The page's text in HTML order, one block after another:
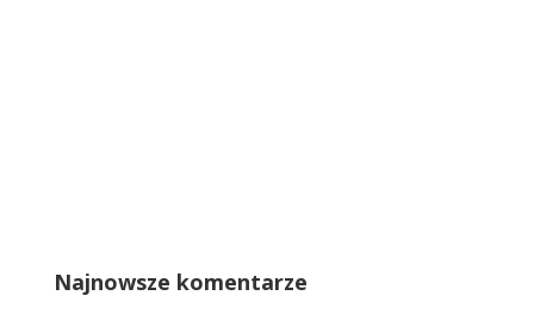
Najnowsze komentarze